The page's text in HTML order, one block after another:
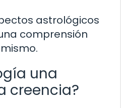
astrológicos
comprensión
una
creencia?